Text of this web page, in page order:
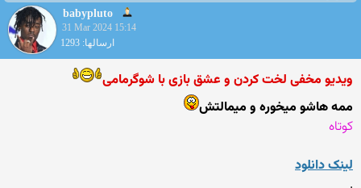
babypluto
31 Mar 2024 15:14
ارسالها: 1293
ویدیو مخفی لخت کردن و عشق بازی با شوگرمامی
ممه هاشو میخوره و میمالتش
کوتاه
لینک دانلود